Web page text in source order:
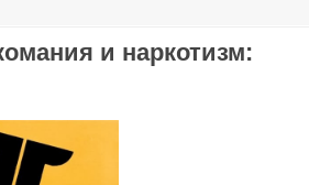
и наркотизм: